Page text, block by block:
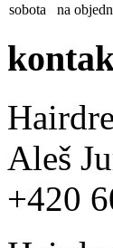
sobota
na
Aleš
+420